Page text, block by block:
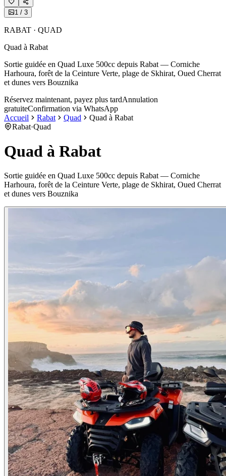
1 / 3
RABAT · QUAD
Quad à Rabat
Sortie guidée en Quad Luxe 500cc depuis Rabat — Corniche
Harhoura, forêt de la Ceinture Verte, plage de Skhirat, Oued Cherrat
et dunes vers Bouznika
Réservez maintenant, payez plus tardAnnulation
gratuiteConfirmation via WhatsApp
Accueil
Rabat Quad
Quad à Rabat
Rabat·Quad
Quad à Rabat
Sortie guidée en Quad Luxe 500cc depuis Rabat — Corniche
Harhoura, forêt de la Ceinture Verte, plage de Skhirat, Oued Cherrat
et dunes vers Bouznika